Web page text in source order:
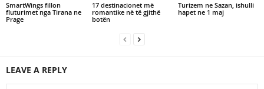
SmartWings fillon
fluturimet nga Tirana ne
Prage
17 destinacionet më
romantike në të gjithë
botën
Turizem ne Sazan, ishulli
hapet ne 1 maj
LEAVE A REPLY